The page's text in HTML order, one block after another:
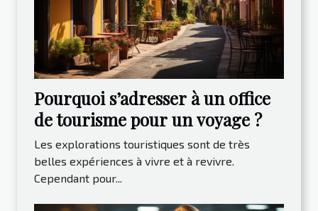
Pourquoi s’adresser à un office
de tourisme pour un voyage ?
Les explorations touristiques sont de très
belles expériences à vivre et à revivre.
Cependant pour...